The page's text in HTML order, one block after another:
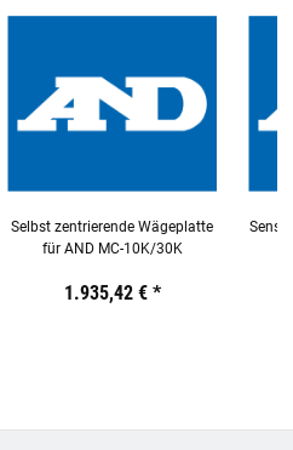
Selbst zentrierende Wägeplatte
für AND MC-10K/30K
19,44 €inkl. 19% USt.
1.935,42 € *